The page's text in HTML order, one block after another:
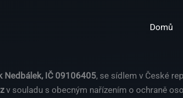
Domů
Nedbálek, IČ 09106405, se sídlem v České
v souladu s obecným nařízením o ochraně